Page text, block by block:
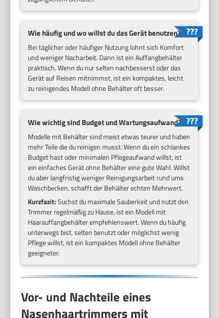
Wie häufig und wo willst du das Gerät benutzen?
Bei täglicher oder häufiger Nutzung lohnt sich Komfort
und weniger Nacharbeit. Dann ist ein Auffangbehälter
praktisch. Wenn du nur selten nachbesserst oder das
Gerät auf Reisen mitnimmst, ist ein kompaktes, leicht
zu reinigendes Modell ohne Behälter oft besser.
Wie wichtig sind Budget und Wartungsaufwand?
Modelle mit Behälter sind meist etwas teurer und haben
mehr Teile die du reinigen musst. Wenn du ein schlankes
Budget hast oder minimalen Pflegeaufwand willst, ist
ein einfaches Gerät ohne Behälter eine gute Wahl. Willst
du aber langfristig weniger Reinigungsarbeit rund ums
Waschbecken, schafft der Behälter echten Mehrwert.
Kurzfazit:Suchst du maximale Sauberkeit und nutzt den
Trimmer regelmäßig zu Hause, ist ein Modell mit
Haarauffangbehälter empfehlenswert. Wenn du häufig
unterwegs bist, selten benutzt oder möglichst wenig
Pflege willst, ist ein kompaktes Modell ohne Behälter
geeigneter.
Vor- und Nachteile eines
Nasenhaartrimmers mit